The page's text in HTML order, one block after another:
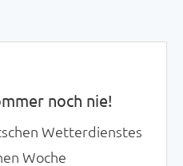
noch nie!
Wetterdienstes
Woche